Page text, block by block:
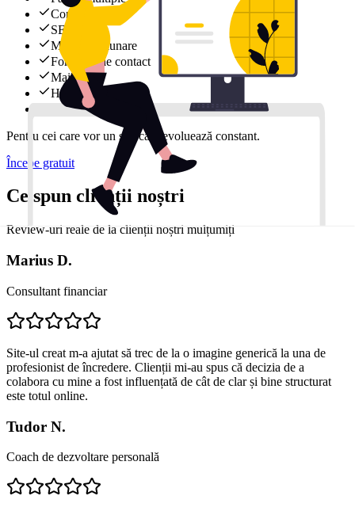
Conținut
SEO
Modificări lunare
Formular de contact
Mail
Hosting
Support rapid
Pentru cei care vor un site care evoluează constant.
Începe gratuit
Ce spun clienții noștri
Review-uri reale de la clienții noștri mulțumiți
Marius D.
Consultant financiar
Site-ul creat m-a ajutat să trec de la o imagine generică la una de
profesionist de încredere. Clienții mi-au spus că decizia de a
colabora cu mine a fost influențată de cât de clar și bine structurat
este totul online.
Tudor N.
Coach de dezvoltare personală